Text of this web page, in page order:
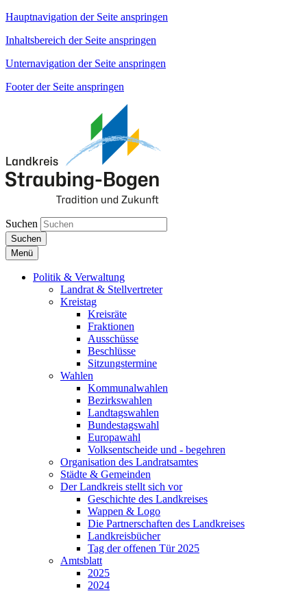
Hauptnavigation der Seite anspringen
Inhaltsbereich der Seite anspringen
Unternavigation der Seite anspringen
Footer der Seite anspringen
Suchen
Suchen
Menü
Politik & Verwaltung
Landrat & Stellvertreter
Kreistag
Kreisräte
Fraktionen
Ausschüsse
Beschlüsse
Sitzungstermine
Wahlen
Kommunalwahlen
Bezirkswahlen
Landtagswahlen
Bundestagswahl
Europawahl
Volksentscheide und - begehren
Organisation des Landratsamtes
Städte & Gemeinden
Der Landkreis stellt sich vor
Geschichte des Landkreises
Wappen & Logo
Die Partnerschaften des Landkreises
Landkreisbücher
Tag der offenen Tür 2025
Amtsblatt
2025
2024